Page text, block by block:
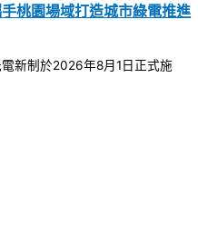
桃園場域打造城市綠電推進
新制於2026年8月1日正式施